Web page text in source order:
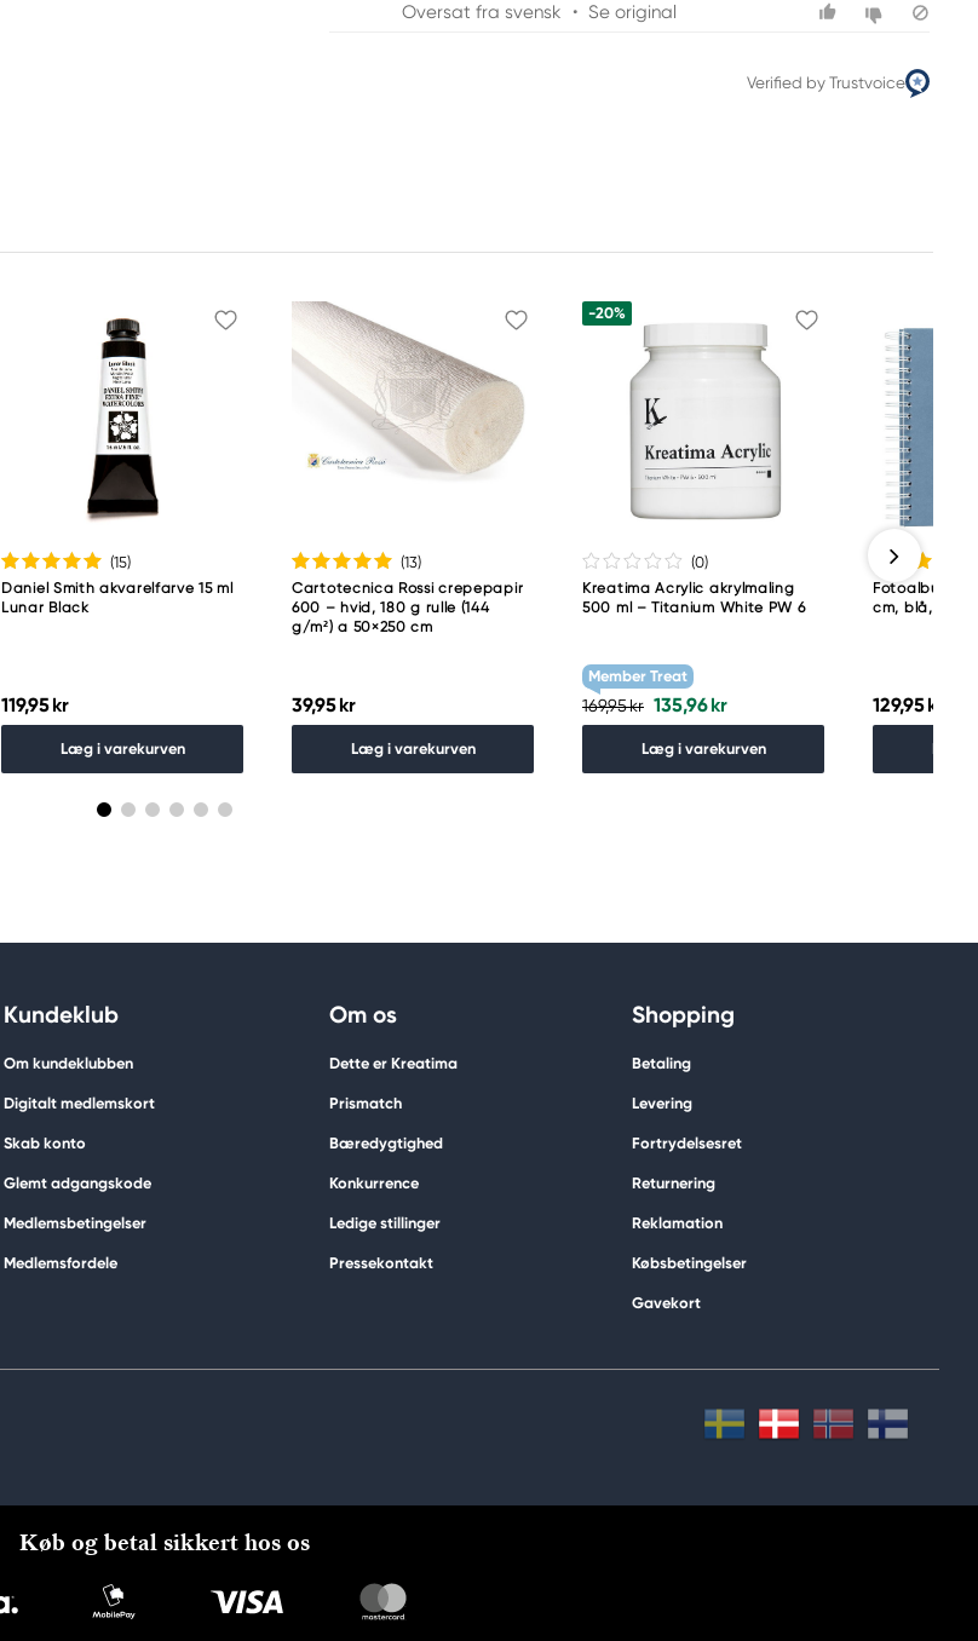
Oversat fra svensk • Se original
Verified by Trustvoice
(15)
Daniel Smith akvarelfarve 15 ml
Lunar Black
119,95 kr
Læg i varekurven
(13)
Cartotecnica Rossi crepepapir
600 – hvid, 180 g rulle (144
g/m²) a 50×250 cm
39,95 kr
Læg i varekurven
-20%
(0)
Kreatima Acrylic akrylmaling
500 ml – Titanium White PW 6
Member Treat
169,95 kr 135,96 kr
Læg i varekurven
Fotoalbum
cm, blå, 25
129,95 kr
Læg i
Kundeklub
Om kundeklubben
Digitalt medlemskort
Skab konto
Glemt adgangskode
Medlemsbetingelser
Medlemsfordele
Om os
Dette er Kreatima
Prismatch
Bæredygtighed
Konkurrence
Ledige stillinger
Pressekontakt
Shopping
Betaling
Levering
Fortrydelsesret
Returnering
Reklamation
Købsbetingelser
Gavekort
Køb og betal sikkert hos os